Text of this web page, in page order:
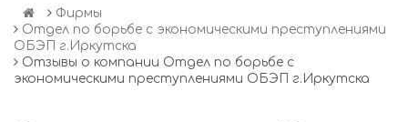
Фирмы
Отдел по борьбе с экономическими преступлениями
ОБЭП г.Иркутска
Отзывы о компании Отдел по борьбе с
экономическими преступлениями ОБЭП г.Иркутска